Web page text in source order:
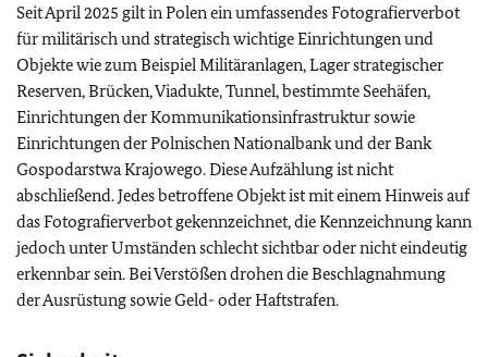
Seit April 2025 gilt in Polen ein umfassendes Fotografierverbot
für militärisch und strategisch wichtige Einrichtungen und
Objekte wie zum Beispiel Militäranlagen, Lager strategischer
Reserven, Brücken, Viadukte, Tunnel, bestimmte Seehäfen,
Einrichtungen der Kommunikationsinfrastruktur sowie
Einrichtungen der Polnischen Nationalbank und der Bank
Gospodarstwa Krajowego. Diese Aufzählung ist nicht
abschließend. Jedes betroffene Objekt ist mit einem Hinweis auf
das Fotografierverbot gekennzeichnet, die Kennzeichnung kann
jedoch unter Umständen schlecht sichtbar oder nicht eindeutig
erkennbar sein. Bei Verstößen drohen die Beschlagnahmung
der Ausrüstung sowie Geld- oder Haftstrafen.